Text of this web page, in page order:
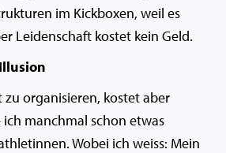
im Kickboxen, weil es
Leidenschaft kostet kein Geld.
zu organisieren, kostet aber
ich manchmal schon etwas
Wobei ich weiss: Mein